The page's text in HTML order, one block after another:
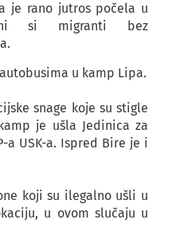
je rano jutros počela u
si migranti bez
u kamp Lipa.
snage koje su stigle
je ušla Jedinica za
a USK-a. Ispred Bire je i
koji su ilegalno ušli u
u ovom slučaju u